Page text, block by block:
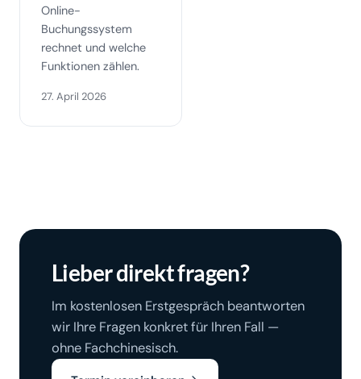
Online-
Buchungssystem
rechnet und welche
Funktionen zählen.
27. April 2026
Lieber direkt fragen?
Im kostenlosen Erstgespräch beantworten
wir Ihre Fragen konkret für Ihren Fall —
ohne Fachchinesisch.